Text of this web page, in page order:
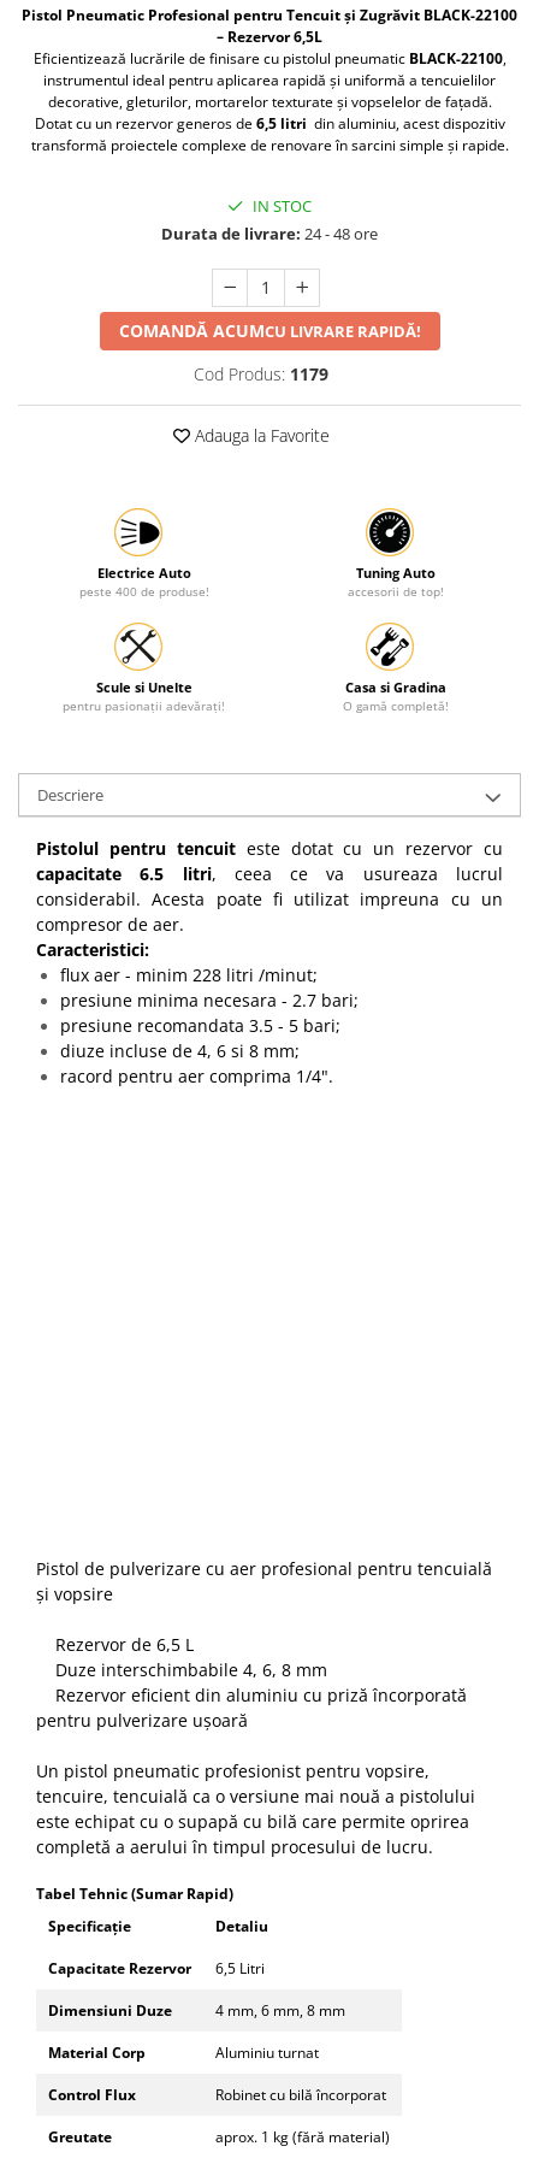
Scule Pneumatice
Slefuitoare
Suport auto
Pistol Pneumatic Profesional pentru Tencuit și Zugrăvit BLACK-22100
– Rezervor 6,5L
Eficientizează lucrările de finisare cu pistolul pneumatic BLACK-22100,
instrumentul ideal pentru aplicarea rapidă și uniformă a tencuielilor
decorative, gleturilor, mortarelor texturate și vopselelor de fațadă.
Dotat cu un rezervor generos de6,5 litri din aluminiu, acest dispozitiv
transformă proiectele complexe de renovare în sarcini simple și rapide.
IN STOC
Durata de livrare: 24 - 48 ore
COMANDĂ ACUMCU LIVRARE RAPIDĂ!
Cod Produs: 1179
Adauga la Favorite
Electrice Auto
peste 400 de produse!
Tuning Auto
accesorii de top!
Scule si Unelte
pentru pasionații adevărați!
Casa si Gradina
O gamă completă!
Descriere
Pistolul pentru tencuiteste dotat cu un rezervor cu
capacitate 6.5 litri, ceea ce va usureaza lucrul
considerabil. Acesta poate fi utilizat impreuna cu un
compresor de aer.
Caracteristici:
flux aer - minim 228 litri /minut;
presiune minima necesara - 2.7 bari;
presiune recomandata 3.5 - 5 bari;
diuze incluse de 4, 6 si 8 mm;
racord pentru aer comprima 1/4".
Pistol de pulverizare cu aer profesional pentru tencuială
și vopsire
Rezervor de 6,5 L
Duze interschimbabile 4, 6, 8 mm
Rezervor eficient din aluminiu cu priză încorporată
pentru pulverizare ușoară
Un pistol pneumatic profesionist pentru vopsire,
tencuire, tencuială ca o versiune mai nouă a pistolului
este echipat cu o supapă cu bilă care permite oprirea
completă a aerului în timpul procesului de lucru.
Tabel Tehnic (Sumar Rapid)
Specificație
Detaliu
Capacitate Rezervor 6,5 Litri
Dimensiuni Duze 4 mm, 6 mm, 8 mm
Material Corp Aluminiu turnat
Control Flux Robinet cu bilă încorporat
Greutate aprox. 1 kg (fără material)